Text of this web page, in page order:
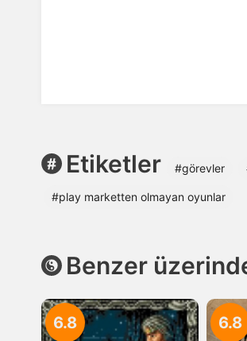
Etiketler #görevler
#play marketten olmayan oyunlar
Benzer
6.8 6.8